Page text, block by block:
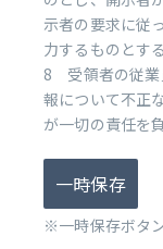
示者の要求に従
力するものとする
8 受領者の従業
報について不正
が一切の責任を
一時保存
※一時保存ボタ